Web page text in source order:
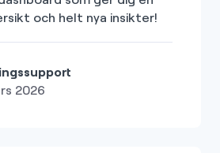
och helt nya insikter!
2026